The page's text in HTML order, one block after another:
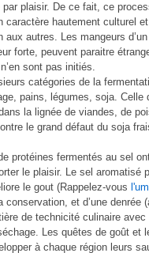
par plaisir. De ce fait, ce
caractère hautement culturel
aux autres. Les mangeurs
forte, peuvent paraitre
sont pas initiés.
catégories de la
pains, légumes, soja. Celle
la lignée de viandes, de
le grand défaut du soja
protéines fermentés au sel
le plaisir. Le sel aromatisé
le gout (Rappelez-vous
conservation, et d’une denrée
de technicité culinaire
Les quêtes de goût et
à chaque région leurs